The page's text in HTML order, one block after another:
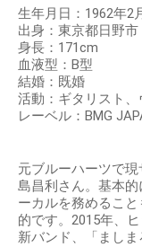
生年月日：1962年2
出身：東京都日野市
身長：171cm
血液型：B型
結婚：既婚
活動：ギタリスト
レーベル：BMG
元ブルーハーツで
島昌利さん。基本
ーカルを務めるこ
的です。2015年、
新バンド、「ましま